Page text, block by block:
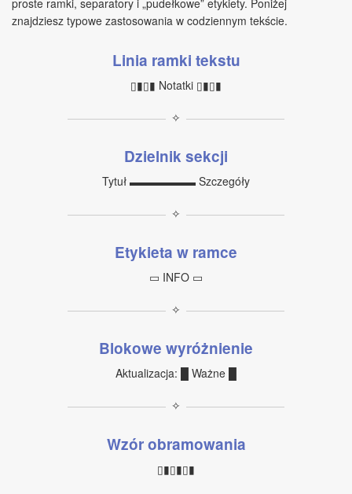
proste ramki, separatory i „pudełkowe” etykiety. Poniżej
znajdziesz typowe zastosowania w codziennym tekście.
Linia ramki tekstu
▯▮▯▮ Notatki ▯▮▯▮
✧
Dzielnik sekcji
Tytuł ▬▬▬▬▬▬ Szczegóły
✧
Etykieta w ramce
▭ INFO ▭
✧
Blokowe wyróżnienie
Aktualizacja: █ Ważne █
✧
Wzór obramowania
▯▮▯▮▯▮